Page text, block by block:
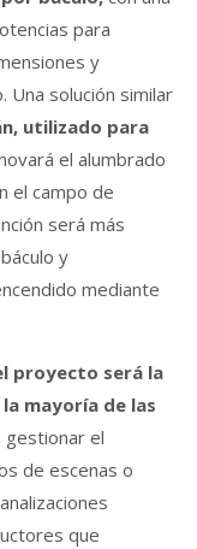
para
y
solución similar
utilizado para
el alumbrado
el campo de
será más
y
mediante
proyecto será la
mayoría de las
el
de escenas o
que